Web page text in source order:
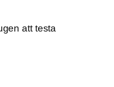
att testa